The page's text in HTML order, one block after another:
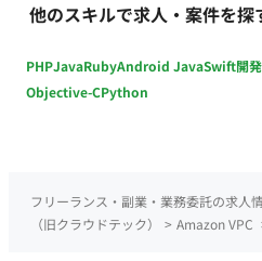
他のスキルで求人・案件を探
PHPJavaRubyAndroid JavaSwift開
Objective-CPython
フリーランス・副業・業務委託の求人
（旧クラウドテック）
> Amazon VPC